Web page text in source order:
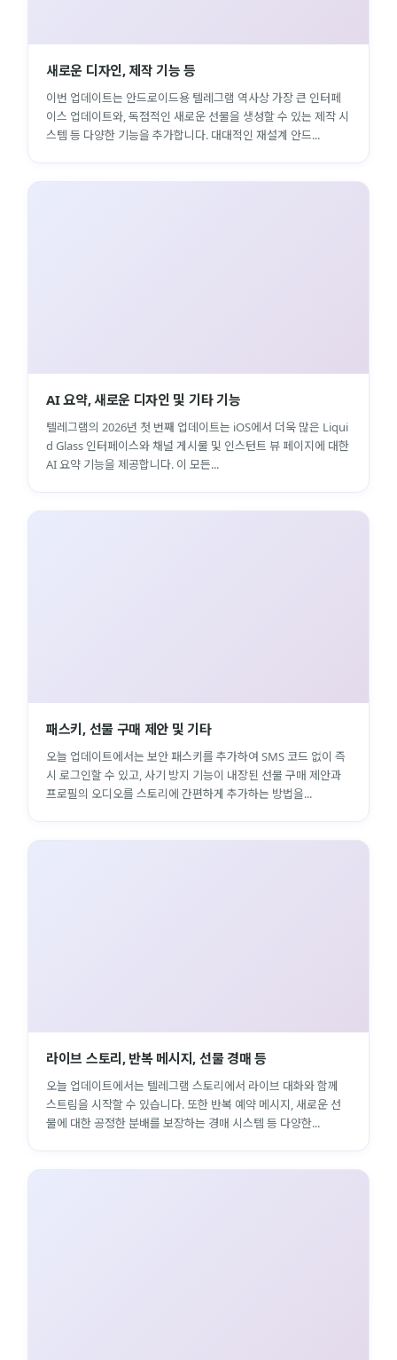
새로운 디자인, 제작 기능 등
이번 업데이트는 안드로이드용 텔레그램 역사상 가장 큰 인터페
이스 업데이트와, 독점적인 새로운 선물을 생성할 수 있는 제작 시
스템 등 다양한 기능을 추가합니다. 대대적인 재설계 안드...
AI 요약, 새로운 디자인 및 기타 기능
텔레그램의 2026년 첫 번째 업데이트는 iOS에서 더욱 많은 Liqui
d Glass 인터페이스와 채널 게시물 및 인스턴트 뷰 페이지에 대한
AI 요약 기능을 제공합니다. 이 모든...
패스키, 선물 구매 제안 및 기타
오늘 업데이트에서는 보안 패스키를 추가하여 SMS 코드 없이 즉
시 로그인할 수 있고, 사기 방지 기능이 내장된 선물 구매 제안과
프로필의 오디오를 스토리에 간편하게 추가하는 방법을...
라이브 스토리, 반복 메시지, 선물 경매 등
오늘 업데이트에서는 텔레그램 스토리에서 라이브 대화와 함께
스트림을 시작할 수 있습니다. 또한 반복 예약 메시지, 새로운 선
물에 대한 공정한 분배를 보장하는 경매 시스템 등 다양한...